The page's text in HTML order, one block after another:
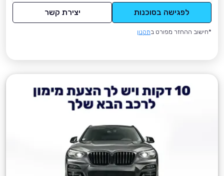
לפגישה בסוכנות יצירת קשר
*חישוב ההחזר מפורט בתקנון